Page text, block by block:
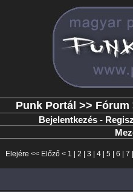
Punk Portál >> Fórum
Bejelentkezés -
Elejére << Előző< 1 2 3 4| 5 6 7